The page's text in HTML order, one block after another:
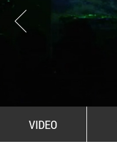
VIDEO